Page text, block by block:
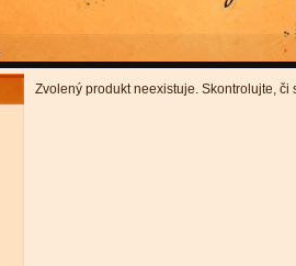
Zvolený produkt neexistuje. Skontrolujte, či